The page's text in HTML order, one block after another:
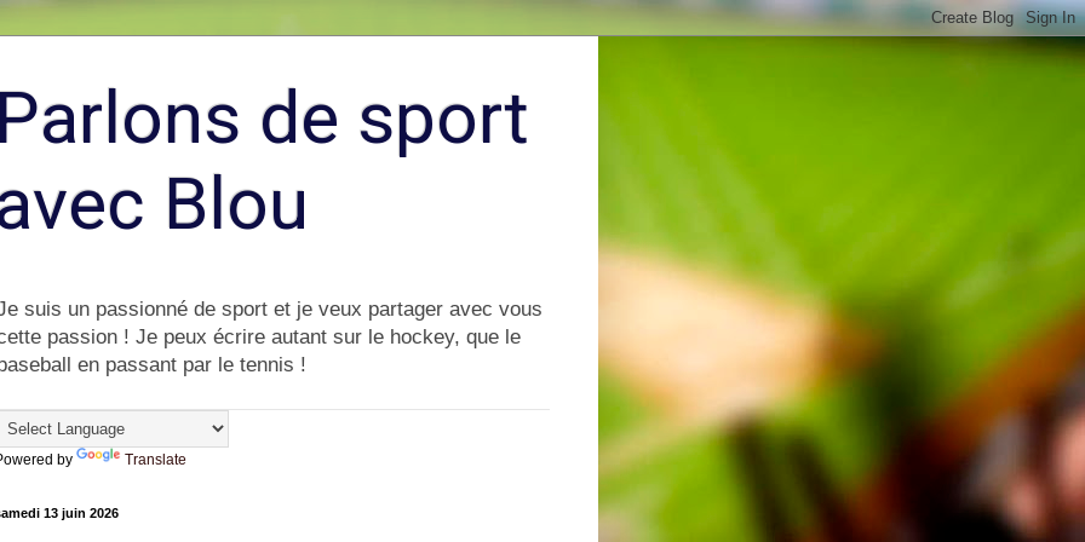
de sport
Blou
suis un passionné de sport et je veux partager avec vous
passion ! Je peux écrire autant sur le hockey, que le
en passant par le tennis !
by Translate
13 juin 2026